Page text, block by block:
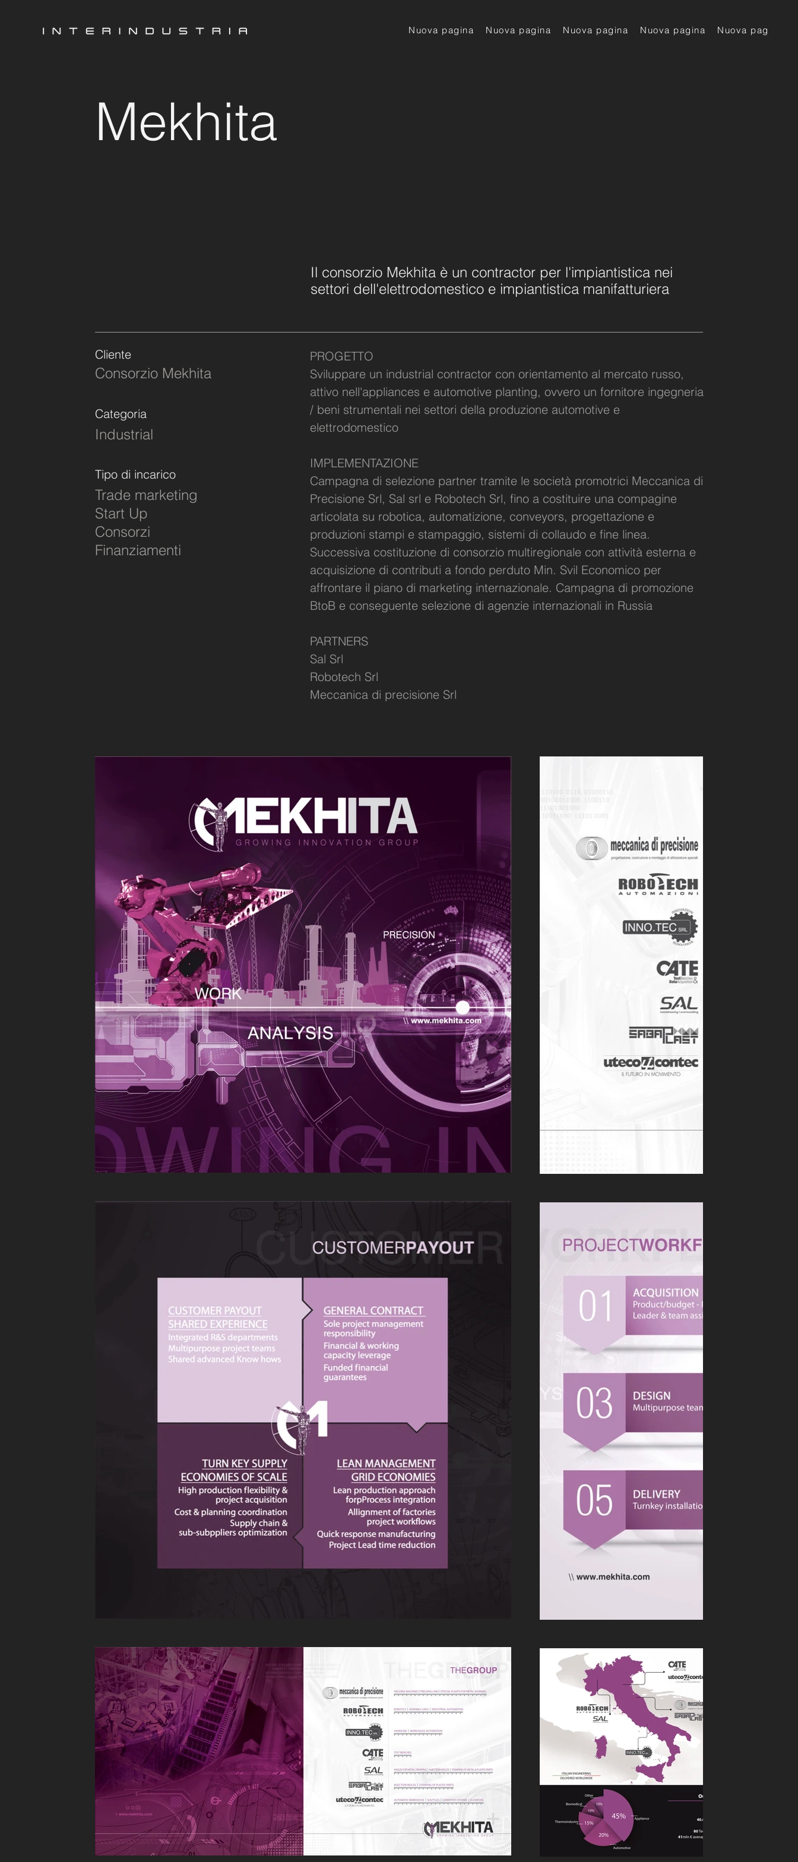
Nuova pagina Nuova pagina Nuova pagina Nuova pagina Nuova pagina
Mekhita
Il consorzio Mekhita è un contractor per l'impiantistica nei
settori dell'elettrodomestico e impiantistica manifatturiera
Cliente
Consorzio Mekhita
Categoria
Industrial
Tipo di incarico
Trade marketing
Start Up
Consorzi
Finanziamenti
PROGETTO
Sviluppare un industrial contractor con orientamento al mercato russo,
attivo nell'appliances e automotive planting, ovvero un fornitore ingegneria
/ beni strumentali nei settori della produzione automotive e
elettrodomestico
IMPLEMENTAZIONE
Campagna di selezione partner tramite le società promotrici Meccanica di
Precisione Srl, Sal srl e Robotech Srl, fino a costituire una compagine
articolata su robotica, automatizione, conveyors, progettazione e
produzioni stampi e stampaggio, sistemi di collaudo e fine linea.
Successiva costituzione di consorzio multiregionale con attività esterna e
acquisizione di contributi a fondo perduto Min. Svil Economico per
affrontare il piano di marketing internazionale. Campagna di promozione
BtoB e conseguente selezione di agenzie internazionali in Russia
PARTNERS
Sal Srl
Robotech Srl
Meccanica di precisione Srl